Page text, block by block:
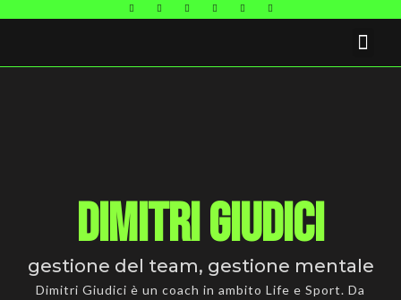
Dimitri Giudici
gestione del team, gestione mentale
Dimitri Giudici è un coach in ambito Life e Sport. Da